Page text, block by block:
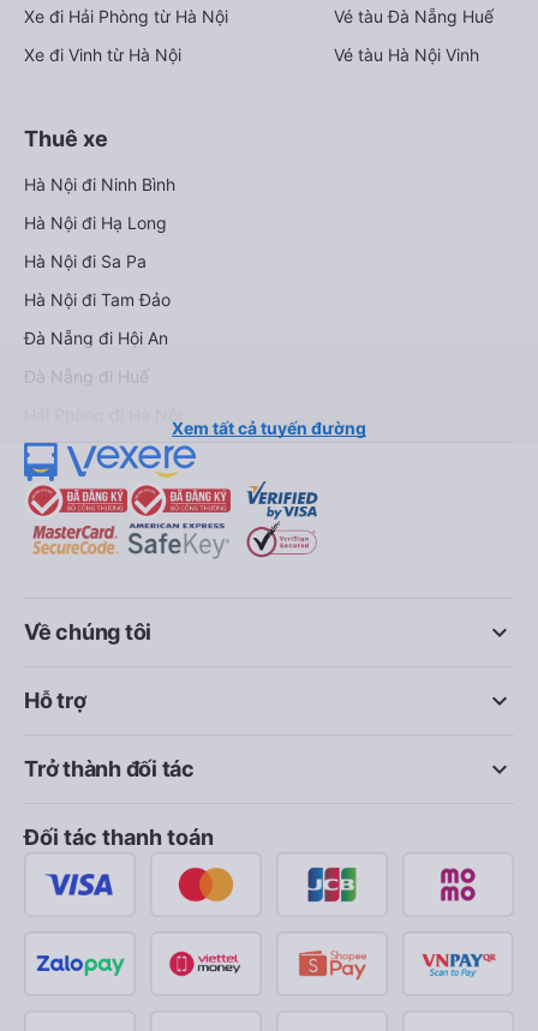
Xe đi Hải Phòng từ Hà Nội
Xe đi Vinh từ Hà Nội
Vé tàu Đà Nẵng Huế
Vé tàu Hà Nội Vinh
Thuê xe
Hà Nội đi Ninh Bình
Hà Nội đi Hạ Long
Hà Nội đi Sa Pa
Hà Nội đi Tam Đảo
Đà Nẵng đi Hội An
Đà Nẵng đi Huế
Xem tất cả tuyến đường
keyboard_arrow_down
Về chúng tôi
keyboard_arrow_down
Hỗ trợ
keyboard_arrow_down
Trở thành đối tác
Đối tác thanh toán